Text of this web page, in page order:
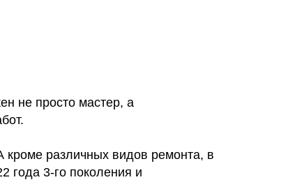
не просто мастер, а
кроме различных видов ремонта, в
года 3-го поколения и